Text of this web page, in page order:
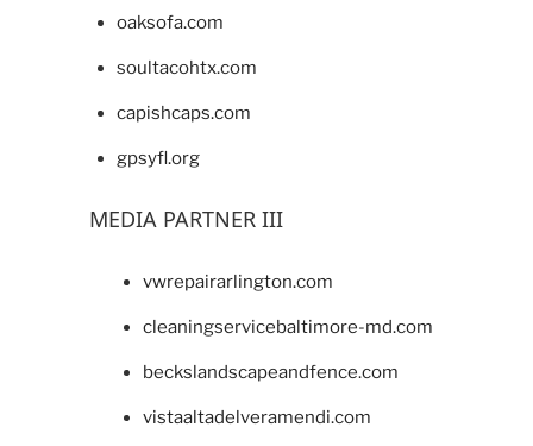
oaksofa.com
soultacohtx.com
capishcaps.com
gpsyfl.org
MEDIA PARTNER III
vwrepairarlington.com
cleaningservicebaltimore-md.com
beckslandscapeandfence.com
vistaaltadelveramendi.com